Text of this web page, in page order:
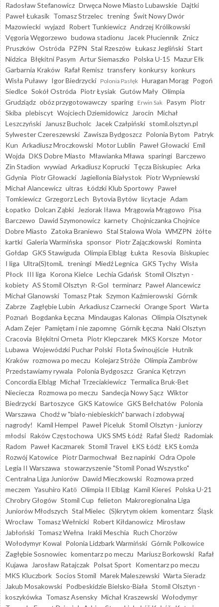
Radosław Stefanowicz Drwęca Nowe Miasto Lubawskie Dajtki
Paweł Łukasik Tomasz Strzelec trening Świt Nowy Dwór
Mazowiecki wyjazd Robert Tunkiewicz Andrzej Królikowski
Vęgoria Węgorzewo budowa stadionu Jacek Płuciennik Znicz
Pruszków Ostróda PZPN Stal Rzeszów Łukasz Jegliński Start
Nidzica Błękitni Pasym Artur Siemaszko Polska U-15 Mazur Ełk
Garbarnia Kraków Rafał Remisz transfery konkursy konkurs
Wisła Puławy Igor Biedrzycki Polonia Pasłęk Huragan Morąg Pogoń
Siedlce Sokół Ostróda Piotr Łysiak Gutów Mały Olimpia
Grudziądz obóz przygotowawczy sparing Erwin Sak Pasym Piotr
Skiba plebiscyt Wojciech Dziemidowicz Jarocin Michał
Leszczyński
Janusz Bucholc Jacek Czałpiński stomil.olsztyn.pl
Sylwester Czereszewski Zawisza Bydgoszcz Polonia Bytom Patryk
Kun Arkadiusz Mroczkowski Motor Lublin Paweł Głowacki Emil
Wojda DKS Dobre Miasto Mławianka Mława sparingi Barczewo
Zin Stadion wywiad Arkadiusz Koprucki Tęcza Biskupiec Arka
Gdynia Piotr Głowacki Jagiellonia Białystok Piotr Wypniewski
Michał Alancewicz ultras Łódzki Klub Sportowy Paweł
Tomkiewicz Grzegorz Lech Bytovia Bytów licytacje Adam
Łopatko Dolcan Ząbki Jeziorak Iława Mrągowia Mrągowo Pisa
Barczewo Dawid Szymonowicz karnety Chojniczanka Chojnice
Dobre Miasto Zatoka Braniewo Stal Stalowa Wola WMZPN żółte
kartki Galeria Warmińska sponsor Piotr Zajączkowski Rominta
Gołdap GKS Stawiguda Olimpia Elbląg Łukta Resovia Biskupiec
I liga Ultra(S)tomiL treningi Miedź Legnica GKS Tychy Wisła
Płock III liga Korona Kielce Lechia Gdańsk Stomil Olsztyn -
kobiety AS Stomil Olsztyn R-Gol terminarz Paweł Alancewicz
Michał Glanowski Tomasz Ptak Szymon Kaźmierowski Górnik
Zabrze Zagłębie Lubin Arkadiusz Czarnecki Orange Sport Warta
Poznań Bogdanka Łęczna Mindaugas Kalonas Olimpia Olsztynek
Adam Zejer Pamiętam i nie zapomnę Górnik Łęczna Naki Olsztyn
Cracovia Błękitni Orneta Piotr Klepczarek MKS Korsze Motor
Lubawa Wojewódzki Puchar Polski Flota Świnoujście Hutnik
Kraków rozmowa po meczu Kolejarz Stróże Olimpia Zambrów
Przedstawiamy rywala Polonia Bydgoszcz Granica Kętrzyn
Concordia Elbląg Michał Trzeciakiewicz Termalica Bruk-Bet
Nieciecza Rozmowa po meczu Sandecja Nowy Sącz Wiktor
Biedrzycki Bartoszyce GKS Katowice GKS Bełchatów Polonia
Warszawa Chodź w "biało-niebieskich" barwach i zdobywaj
nagrody!
Kamil Hempel Paweł Piceluk Stomil Olsztyn - juniorzy
młodsi Raków Częstochowa UKS SMS Łódź Rafał Śledź Radomiak
Radom Paweł Kaczmarek Stomil Travel ŁKS Łódź ŁKS Łomża
Rozwój Katowice Piotr Darmochwał Bez napinki Odra Opole
Legia II Warszawa stowarzyszenie "Stomil Ponad Wszystko"
Centralna Liga Juniorów Dawid Mieczkowski Rozmowa przed
meczem Yasuhiro Katō Olimpia II Elbląg Kamil Kiereś Polska U-21
Chrobry Głogów Stomil Cup felieton Makroregionalna Liga
Juniorów Młodszych Stal Mielec (S)krytym okiem komentarz Śląsk
Wrocław Tomasz Wełnicki Robert Kiłdanowicz Mirosław
Jabłoński Tomasz Wełna Irakli Meschia Ruch Chorzów
Wołodymyr Kowal Polonia Lidzbark Warmiński Górnik Polkowice
Zagłębie Sosnowiec komentarz po meczu Mariusz Borkowski Rafał
Kujawa
Jarosław Ratajczak Polsat Sport Komentarz po meczu
MKS Kluczbork Socios Stomil Marek Maleszewski Warta Sieradz
Jakub Mosakowski Podbeskidzie Bielsko-Biała Stomil Olsztyn -
koszykówka Tomasz Asensky Michał Kraszewski Wołodymyr